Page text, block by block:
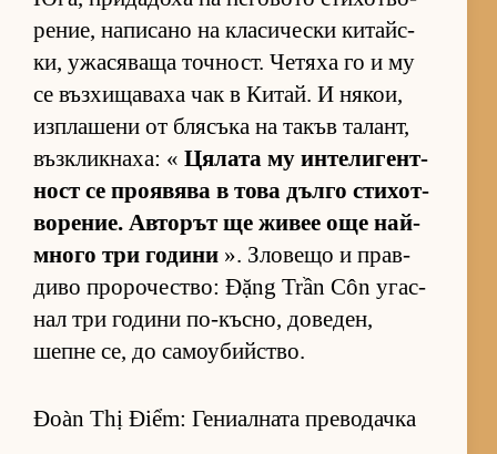
ре­ние, на­пи­сано на кла­си­чески ки­тайс­
ки, ужа­ся­ваща точ­ност. Че­тяха го и му
се въз­хи­ща­ваха чак в Ки­тай. И ня­кои,
из­п­ла­шени от бля­съка на та­къв та­лант,
въз­к­лик­на­ха: « Ця­лата му ин­те­ли­ген­т­
ност се про­я­вява в това дълго сти­хот­
во­ре­ние. Ав­то­рът ще жи­вее още най-
много три го­дини ». Зло­вещо и прав­
диво про­ро­чес­т­во: Đặng Trần Côn угас­
нал три го­дини по-къс­но, до­ве­ден,
шепне се, до са­мо­у­бийс­т­во.
Đoàn Thị Điểm: Гениалната преводачка